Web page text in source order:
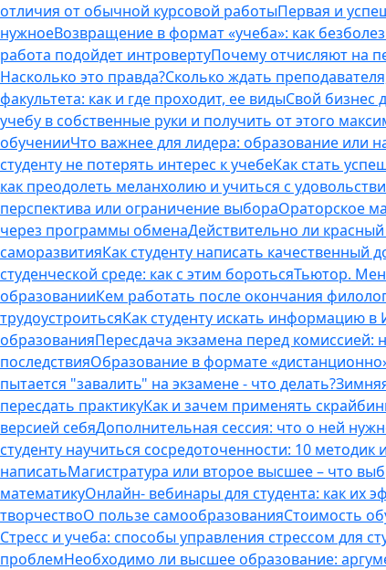
отличия от обычной курсовой работыПервая и
нужноеВозвращение в формат «учеба»: как
работа подойдет интровертуПочему отчисляют на
Насколько это правда?Сколько ждать
факультета: как и где проходит, ее видыСвой бизнес
учебу в собственные руки и получить от этого
обученииЧто важнее для лидера: образование или
студенту не потерять интерес к учебеКак стать
как преодолеть меланхолию и учиться с
перспектива или ограничение выбораОраторское
через программы обменаДействительно ли
саморазвитияКак студенту написать качественный
студенческой среде: как с этим боротьсяТьютор.
образованииКем работать после окончания
трудоустроитьсяКак студенту искать информацию в
образованияПересдача экзамена перед комиссией:
последствияОбразование в формате
пытается "завалить" на экзамене - что делать?
пересдать практикуКак и зачем применять
версией себяДополнительная сессия: что о ней
студенту научиться сосредоточенности: 10
написатьМагистратура или второе высшее – что
математикуОнлайн- вебинары для студента: как их
творчествоО пользе самообразованияСтоимость
Стресс и учеба: способы управления стрессом для
проблемНеобходимо ли высшее образование: